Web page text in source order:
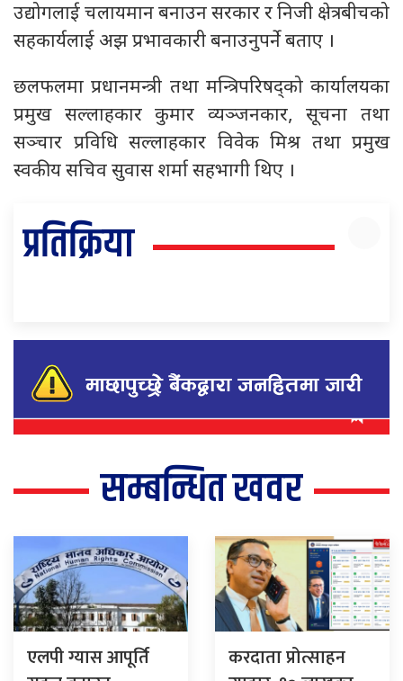
उद्योगलाई चलायमान बनाउन सरकार र निजी क्षेत्रबीचको
सहकार्यलाई अझ प्रभावकारी बनाउनुपर्ने बताए ।
छलफलमा प्रधानमन्त्री तथा मन्त्रिपरिषद्को कार्यालयका
प्रमुख सल्लाहकार कुमार व्यञ्जनकार, सूचना तथा
सञ्चार प्रविधि सल्लाहकार विवेक मिश्र तथा प्रमुख
स्वकीय सचिव सुवास शर्मा सहभागी थिए ।
प्रतिक्रिया
सम्बन्धित खवर
एलपी ग्यास आपूर्ति
करदाता प्रोत्साहन